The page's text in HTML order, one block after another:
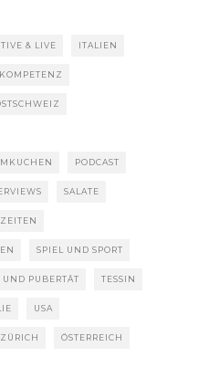
& LIVE ITALIEN
PODCAST
SALATE
SPIEL UND SPORT
UND PUBERTÄT TESSIN
USA
ZÜRICH ÖSTERREICH